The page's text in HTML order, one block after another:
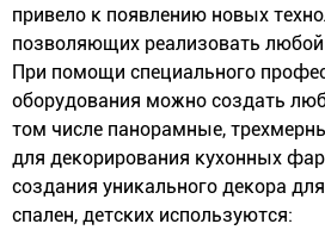
привело к появлению новых
позволяющих реализовать
При помощи специального
оборудования можно создать
том числе панорамные,
для декорирования кухонных
создания уникального декора
спален, детских используются: